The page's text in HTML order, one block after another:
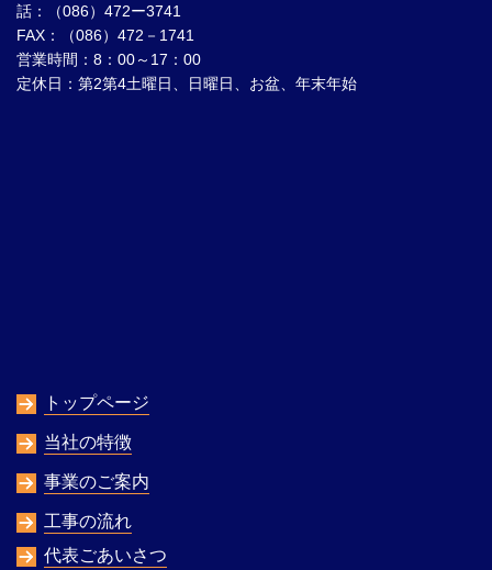
話：（086）472ー3741
FAX：（086）472－1741
営業時間：8：00～17：00
定休日：第2第4土曜日、日曜日、お盆、年末年始
トップページ
当社の特徴
事業のご案内
工事の流れ
代表ごあいさつ